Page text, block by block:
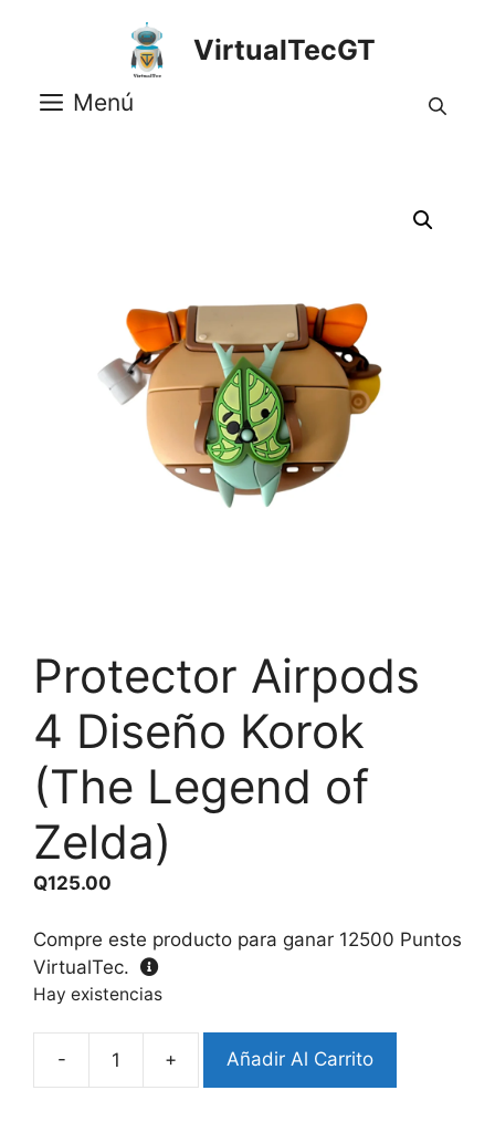
VirtualTecGT
Menú
Protector Airpods
4 Diseño Korok
(The Legend of
Zelda)
Q125.00
Compre este producto para ganar 12500 Puntos
VirtualTec.
Hay existencias
-
Protector
+ Añadir Al Carrito